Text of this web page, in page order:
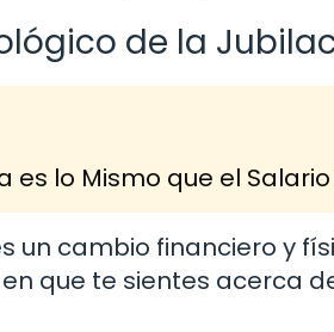
de la
es lo Mismo que el
un cambio financiero y
que te sientes acerca